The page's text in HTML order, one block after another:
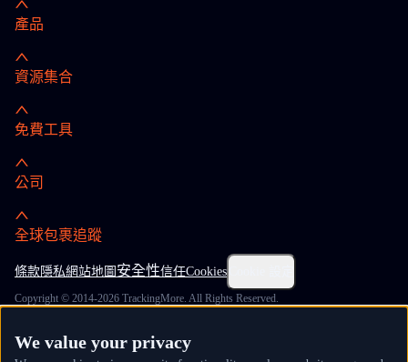
產品
資源集合
免費工具
公司
全球包裹追蹤
條款隱私網站地圖 安全性信任Cookies
Copyright © 2014-2026 TrackingMore. All Rights Reserved.
We value your privacy